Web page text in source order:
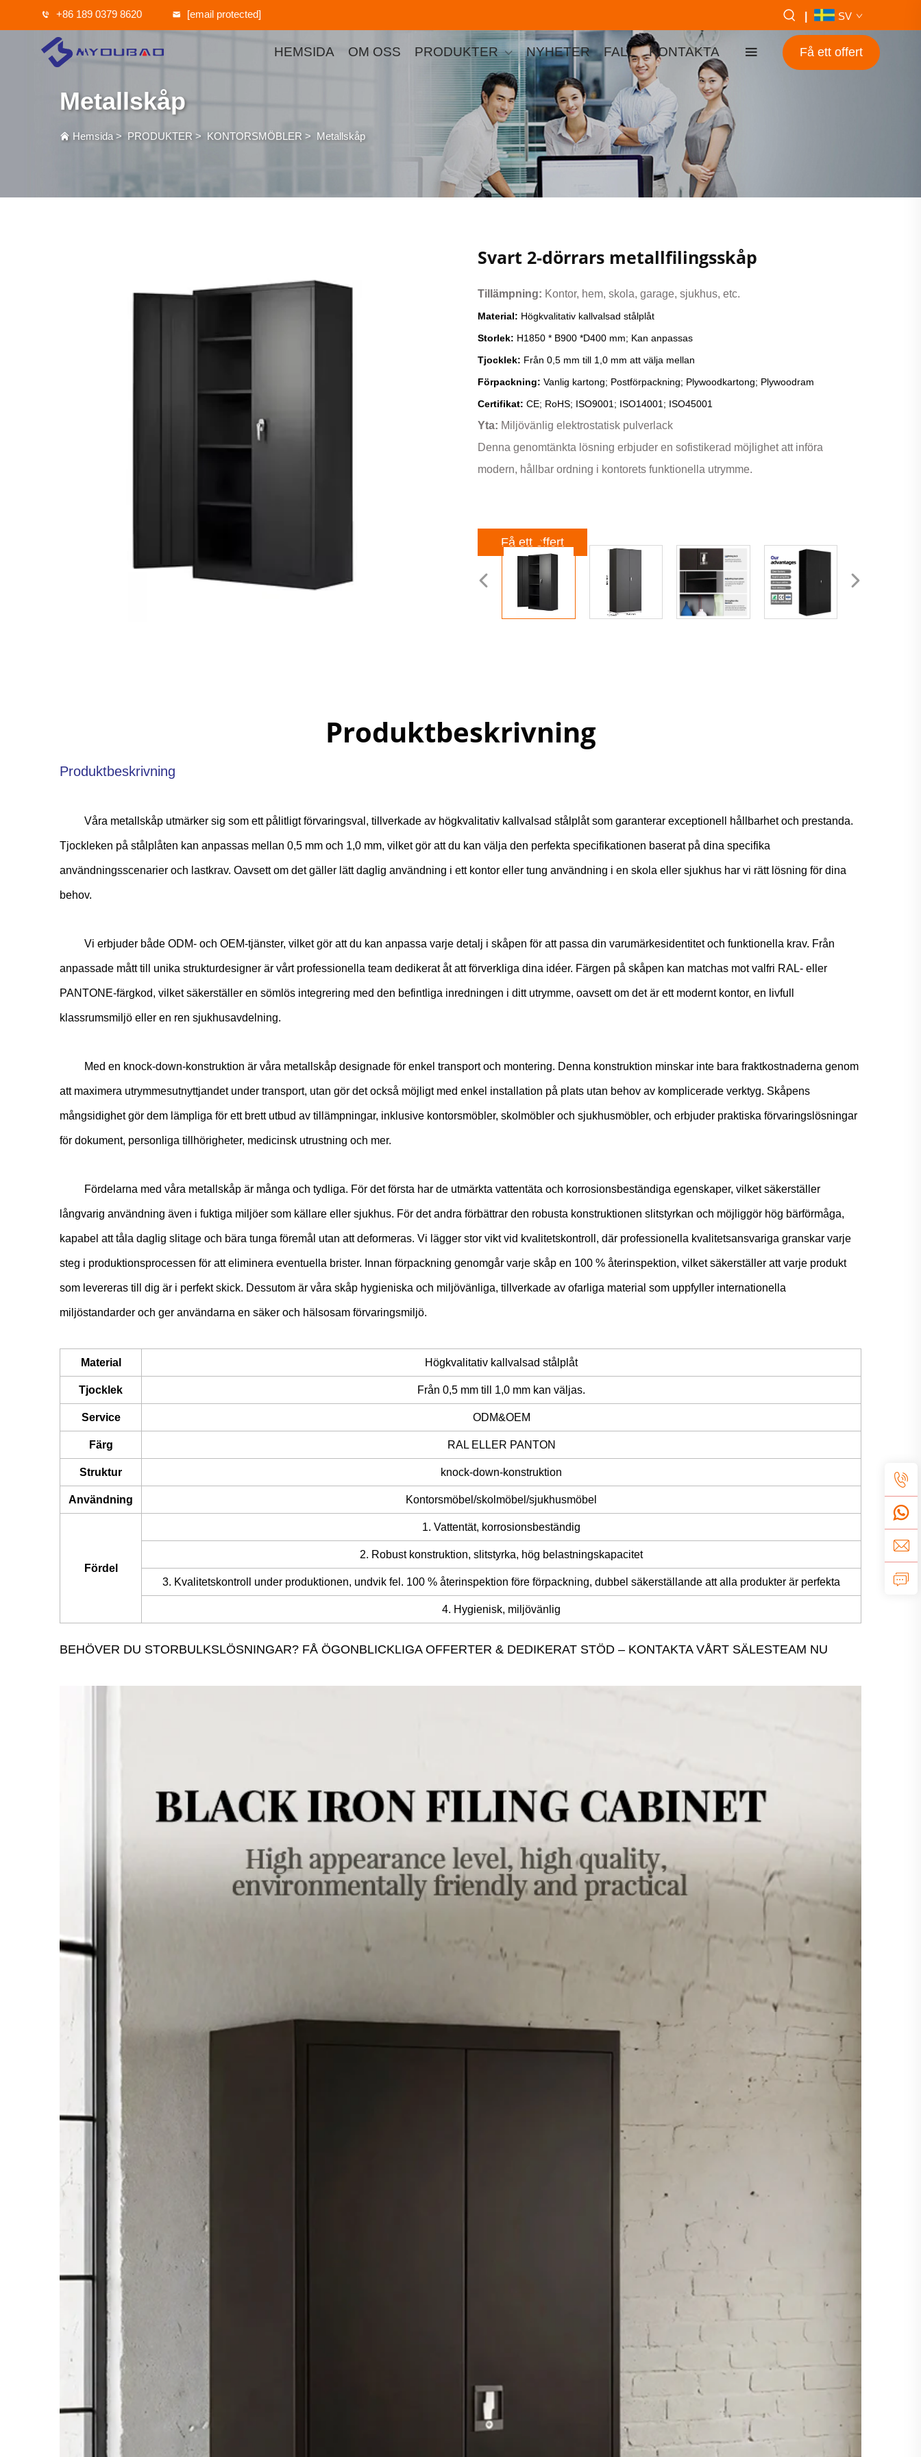
+86 189 0379 8620 [email protected] SV
HEMSIDA OM OSS PRODUKTER NYHETER FALL KONTAKTA Få ett offert
Metallskåp
Hemsida> PRODUKTER> KONTORSMÖBLER > Metallskåp
Svart 2-dörrars metallfilingsskåp
Tillämpning: Kontor, hem, skola, garage, sjukhus, etc.
Material: Högkvalitativ kallvalsad stålplåt
Storlek: H1850 * B900 *D400 mm; Kan anpassas
Tjocklek: Från 0,5 mm till 1,0 mm att välja mellan
Förpackning: Vanlig kartong; Postförpackning; Plywoodkartong; Plywoodram
Certifikat: CE; RoHS; ISO9001; ISO14001; ISO45001
Yta: Miljövänlig elektrostatisk pulverlack
Denna genomtänkta lösning erbjuder en sofistikerad möjlighet att införa
modern, hållbar ordning i kontorets funktionella utrymme.
Få ett offert
Produktbeskrivning
Produktbeskrivning
Våra metallskåp utmärker sig som ett pålitligt förvaringsval, tillverkade av högkvalitativ kallvalsad stålplåt som garanterar exceptionell hållbarhet och prestanda.
Tjockleken på stålplåten kan anpassas mellan 0,5 mm och 1,0 mm, vilket gör att du kan välja den perfekta specifikationen baserat på dina specifika
användningsscenarier och lastkrav. Oavsett om det gäller lätt daglig användning i ett kontor eller tung användning i en skola eller sjukhus har vi rätt lösning för dina
behov.
Vi erbjuder både ODM- och OEM-tjänster, vilket gör att du kan anpassa varje detalj i skåpen för att passa din varumärkesidentitet och funktionella krav. Från
anpassade mått till unika strukturdesigner är vårt professionella team dedikerat åt att förverkliga dina idéer. Färgen på skåpen kan matchas mot valfri RAL- eller
PANTONE-färgkod, vilket säkerställer en sömlös integrering med den befintliga inredningen i ditt utrymme, oavsett om det är ett modernt kontor, en livfull
klassrumsmiljö eller en ren sjukhusavdelning.
Med en knock-down-konstruktion är våra metallskåp designade för enkel transport och montering. Denna konstruktion minskar inte bara fraktkostnaderna genom
att maximera utrymmesutnyttjandet under transport, utan gör det också möjligt med enkel installation på plats utan behov av komplicerade verktyg. Skåpens
mångsidighet gör dem lämpliga för ett brett utbud av tillämpningar, inklusive kontorsmöbler, skolmöbler och sjukhusmöbler, och erbjuder praktiska förvaringslösningar
för dokument, personliga tillhörigheter, medicinsk utrustning och mer.
Fördelarna med våra metallskåp är många och tydliga. För det första har de utmärkta vattentäta och korrosionsbeständiga egenskaper, vilket säkerställer
långvarig användning även i fuktiga miljöer som källare eller sjukhus. För det andra förbättrar den robusta konstruktionen slitstyrkan och möjliggör hög bärförmåga,
kapabel att tåla daglig slitage och bära tunga föremål utan att deformeras. Vi lägger stor vikt vid kvalitetskontroll, där professionella kvalitetsansvariga granskar varje
steg i produktionsprocessen för att eliminera eventuella brister. Innan förpackning genomgår varje skåp en 100 % återinspektion, vilket säkerställer att varje produkt
som levereras till dig är i perfekt skick. Dessutom är våra skåp hygieniska och miljövänliga, tillverkade av ofarliga material som uppfyller internationella
miljöstandarder och ger användarna en säker och hälsosam förvaringsmiljö.
Material Högkvalitativ kallvalsad stålplåt
Tjocklek Från 0,5 mm till 1,0 mm kan väljas.
Service ODM&OEM
Färg RAL ELLER PANTON
Struktur knock-down-konstruktion
Användning Kontorsmöbel/skolmöbel/sjukhusmöbel
Fördel
1. Vattentät, korrosionsbeständig
2. Robust konstruktion, slitstyrka, hög belastningskapacitet
3. Kvalitetskontroll under produktionen, undvik fel. 100 % återinspektion före förpackning, dubbel säkerställande att alla produkter är perfekta
4. Hygienisk, miljövänlig
BEHÖVER DU STORBULKSLÖSNINGAR? FÅ ÖGONBLICKLIGA OFFERTER & DEDIKERAT STÖD – KONTAKTA VÅRT SÄLESTEAM NU